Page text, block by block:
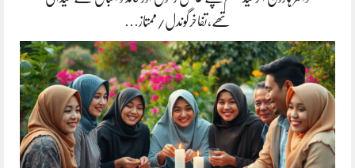
تھے،تفاخرگوندل/ممتاز…